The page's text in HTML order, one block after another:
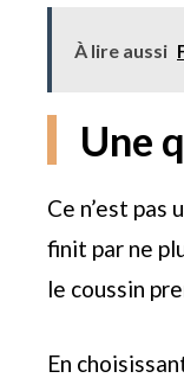
À lire aussi
Une
Ce n’est pas
finit par ne
le coussin
En